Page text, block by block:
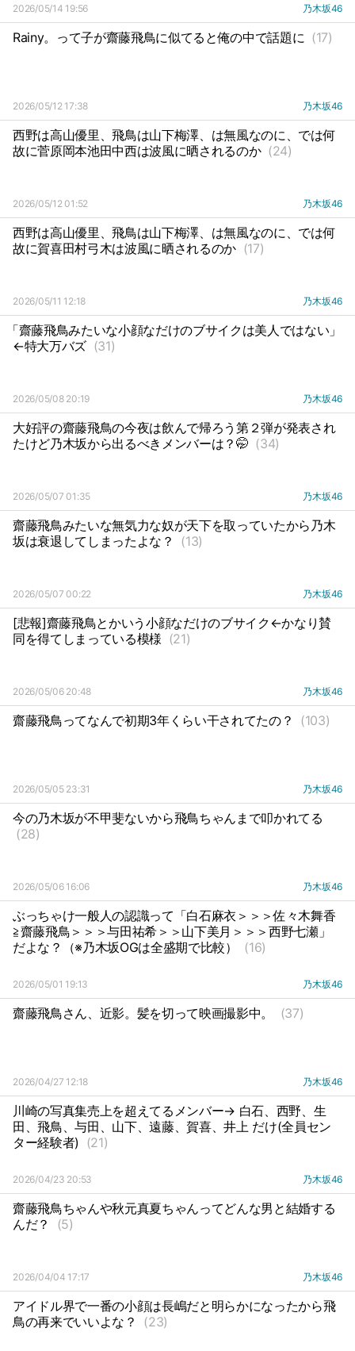
2026/05/14 19:56 乃木坂46
Rainy。って子が齋藤飛鳥に似てると俺の中で話題に (17)
2026/05/12 17:38 乃木坂46
西野は高山優里、飛鳥は山下梅澤、は無風なのに、では何
故に菅原岡本池田中西は波風に晒されるのか (24)
2026/05/12 01:52 乃木坂46
西野は高山優里、飛鳥は山下梅澤、は無風なのに、では何
故に賀喜田村弓木は波風に晒されるのか (17)
2026/05/11 12:18 乃木坂46
「齋藤飛鳥みたいな小顔なだけのブサイクは美人ではない」
←特大万バズ (31)
2026/05/08 20:19 乃木坂46
大好評の齋藤飛鳥の今夜は飲んで帰ろう第２弾が発表され
たけど乃木坂から出るべきメンバーは？🤭 (34)
2026/05/07 01:35 乃木坂46
齋藤飛鳥みたいな無気力な奴が天下を取っていたから乃木
坂は衰退してしまったよな？
(13)
2026/05/07 00:22 乃木坂46
[悲報]齋藤飛鳥とかいう小顔なだけのブサイク←かなり賛
同を得てしまっている模様 (21)
2026/05/06 20:48 乃木坂46
齋藤飛鳥ってなんで初期3年くらい干されてたの？ (103)
2026/05/05 23:31 乃木坂46
今の乃木坂が不甲斐ないから飛鳥ちゃんまで叩かれてる
(28)
2026/05/06 16:06 乃木坂46
ぶっちゃけ一般人の認識って「白石麻衣＞＞＞佐々木舞香
≧齋藤飛鳥＞＞＞与田祐希＞＞山下美月＞＞＞西野七瀬」
だよな？（※乃木坂OGは全盛期で比較）
(16)
2026/05/01 19:13 乃木坂46
齋藤飛鳥さん、近影。髪を切って映画撮影中。 (37)
2026/04/27 12:18 乃木坂46
川崎の写真集売上を超えてるメンバー→ 白石、西野、生
田、飛鳥、与田、山下、遠藤、賀喜、井上 だけ(全員セン
ター経験者) (21)
2026/04/23 20:53 乃木坂46
齋藤飛鳥ちゃんや秋元真夏ちゃんってどんな男と結婚する
んだ？
(5)
2026/04/04 17:17 乃木坂46
アイドル界で一番の小顔は長嶋だと明らかになったから飛
鳥の再来でいいよな？
(23)